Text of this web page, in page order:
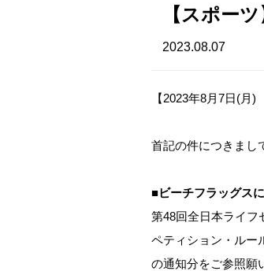
【スポー
2023.08.07
【2023年8月7日(月)
首記の件につきまし
■ビーチフラッグス
第48回全日本ライフ
ペティション・ルー
の通知分をご参照願